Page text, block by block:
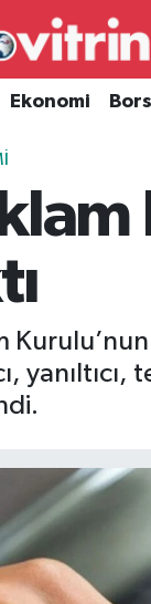
Ekonomi
ve Fikstür